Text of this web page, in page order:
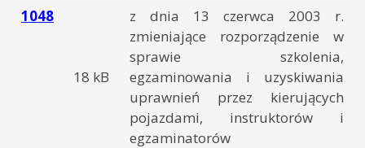
1048
18 kB
z dnia 13 czerwca 2003 r.
zmieniające rozporządzenie w
sprawie szkolenia,
egzaminowania i uzyskiwania
uprawnień przez kierujących
pojazdami, instruktorów i
egzaminatorów